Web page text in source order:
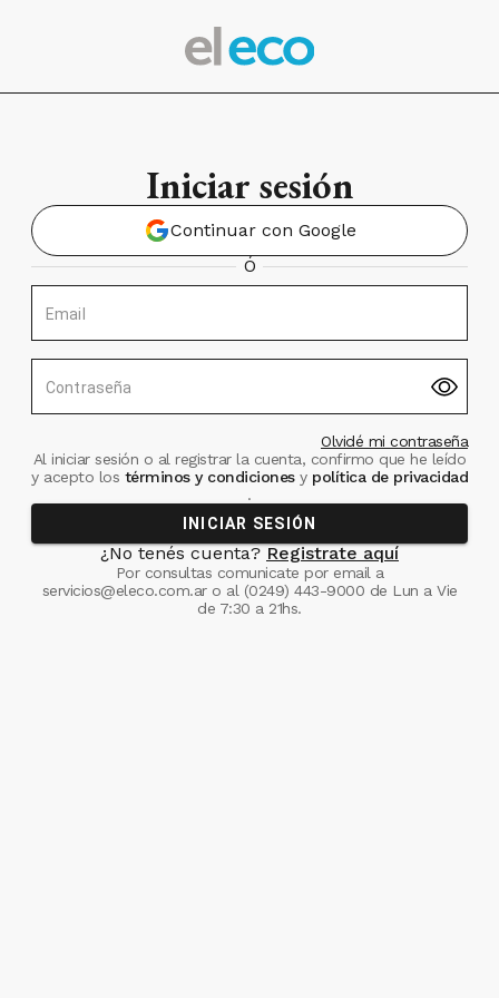
Iniciar sesión
Continuar con Google
Ó
Email
Contraseña
Olvidé mi contraseña
Al iniciar sesión o al registrar la cuenta, confirmo que he leído
y acepto los términos y condiciones ypolítica de privacidad
.
INICIAR SESIÓN
¿No tenés cuenta? Registrate aquí
Por consultas comunicate por email a
servicios@eleco.com.aro al (0249) 443-9000 de Lun a Vie
de 7:30 a 21hs.